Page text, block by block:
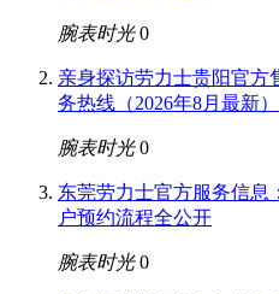
腕表时光 0
亲身探访劳力士贵阳官方
务热线（2026年8月最新）
腕表时光 0
东莞劳力士官方服务信息
户预约流程全公开
腕表时光 0